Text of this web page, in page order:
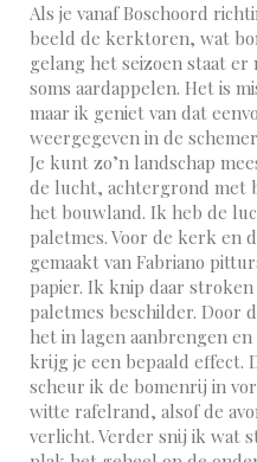
Als je vanaf Boschoord
beeld de kerktoren, wat
gelang het seizoen staat er
soms aardappelen. Het is
maar ik geniet van dat
weergegeven in de
Je kunt zo’n landschap
de lucht, achtergrond met
het bouwland. Ik heb de
paletmes. Voor de kerk en
gemaakt van Fabriano
papier. Ik knip daar
paletmes beschilder. Door
het in lagen aanbrengen
krijg je een bepaald effect.
scheur ik de bomenrij in
witte rafelrand, alsof de
verlicht. Verder snij ik wat